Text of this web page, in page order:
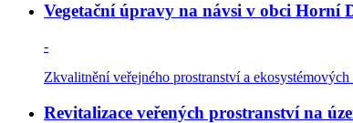
Vegetační úpravy na návsi v obci Horní
-
Zkvalitnění veřejného prostranství a ekosystémových
Revitalizace veřených prostranství na